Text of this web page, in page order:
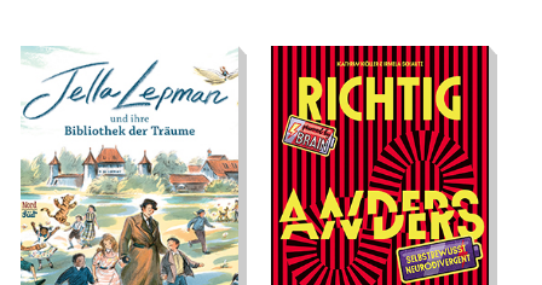
Jella Lepmann und
ihre Bibliothek der
Träume
Richtig anders –
anders richtig.
Selbstbewusst
neurodivergent